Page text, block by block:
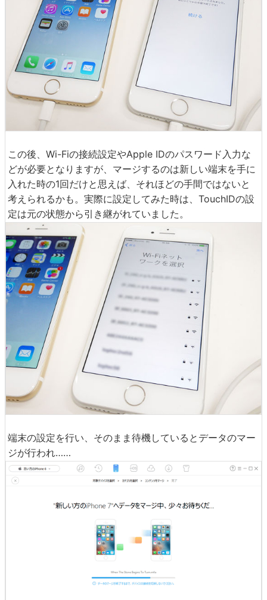
この後、Wi-Fiの接続設定やApple IDのパスワード入力な
どが必要となりますが、マージするのは新しい端末を手に
入れた時の1回だけと思えば、それほどの手間ではないと
考えられるかも。実際に設定してみた時は、TouchIDの設
定は元の状態から引き継がれていました。
端末の設定を行い、そのまま待機しているとデータのマー
ジが行われ……